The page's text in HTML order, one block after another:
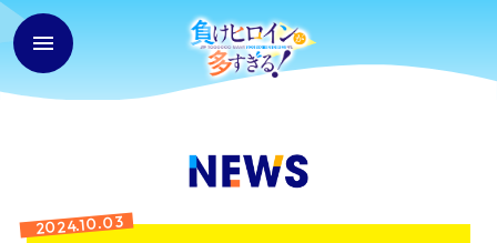
2024.10.03